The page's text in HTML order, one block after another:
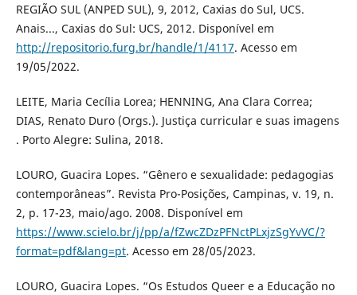
REGIÃO SUL (ANPED SUL), 9, 2012, Caxias do Sul, UCS.
Anais..., Caxias do Sul: UCS, 2012. Disponível em
http://repositorio.furg.br/handle/1/4117. Acesso em
19/05/2022.
LEITE, Maria Cecília Lorea; HENNING, Ana Clara Correa;
DIAS, Renato Duro (Orgs.). Justiça curricular e suas imagens
. Porto Alegre: Sulina, 2018.
LOURO, Guacira Lopes. “Gênero e sexualidade: pedagogias
contemporâneas”. Revista Pro-Posições, Campinas, v. 19, n.
2, p. 17-23, maio/ago. 2008. Disponível em
https://www.scielo.br/j/pp/a/fZwcZDzPFNctPLxjzSgYvVC/?
format=pdf&lang=pt. Acesso em 28/05/2023.
LOURO, Guacira Lopes. “Os Estudos Queer e a Educação no